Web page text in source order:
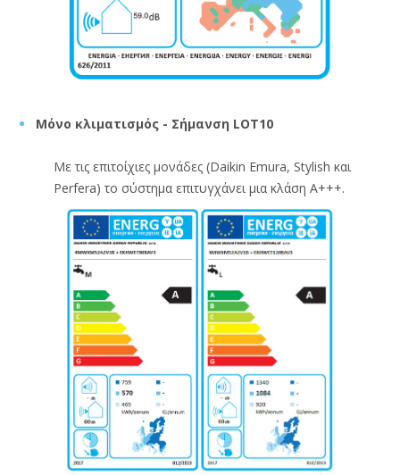
Μόνο κλιματισμός - Σήμανση LOT10
Με τις επιτοίχιες μονάδες (Daikin Emura, Stylish και
Perfera) το σύστημα επιτυγχάνει μια κλάση A+++.